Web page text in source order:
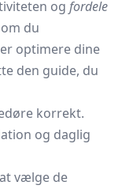
og fordele
du
optimere dine
den guide, du
korrekt.
og daglig
vælge de